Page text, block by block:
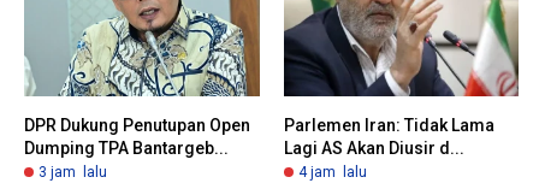
DPR Dukung Penutupan Open
Dumping TPA Bantargeb...
3 jam lalu
Parlemen Iran: Tidak Lama
Lagi AS Akan Diusir d...
4 jam lalu